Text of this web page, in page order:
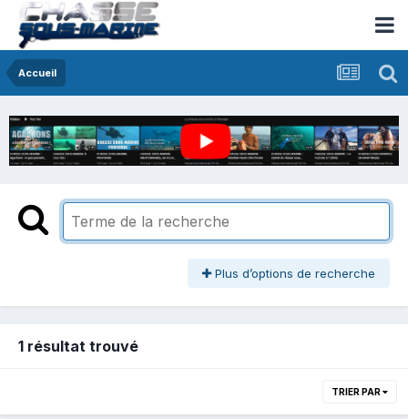
Accueil
Plus d’options de recherche
1 résultat trouvé
TRIER PAR